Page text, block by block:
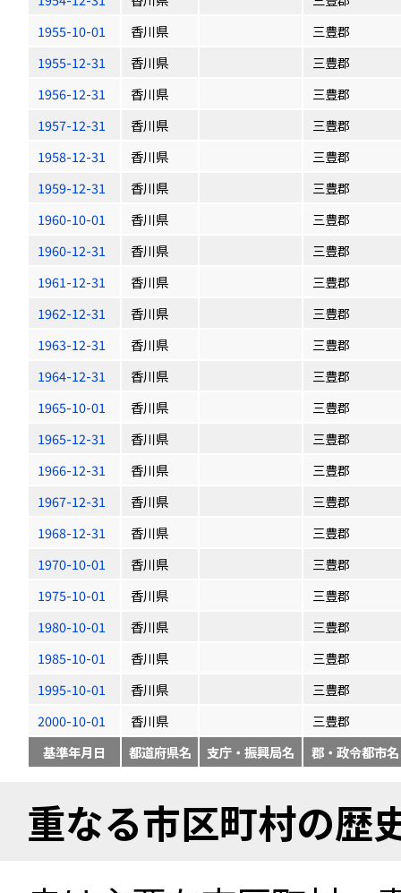
1955-10-01
香川県
三豊郡
1955-12-31
香川県
三豊郡
1956-12-31
香川県
三豊郡
1957-12-31
香川県
三豊郡
1958-12-31
香川県
三豊郡
1959-12-31
香川県
三豊郡
1960-10-01
香川県
三豊郡
1960-12-31
香川県
三豊郡
1961-12-31
香川県
三豊郡
1962-12-31
香川県
三豊郡
1963-12-31
香川県
三豊郡
1964-12-31
香川県
三豊郡
1965-10-01
香川県
三豊郡
1965-12-31
香川県
三豊郡
1966-12-31
香川県
三豊郡
1967-12-31
香川県
三豊郡
1968-12-31
香川県
三豊郡
1970-10-01
香川県
三豊郡
1975-10-01
香川県
三豊郡
1980-10-01
香川県
三豊郡
1985-10-01
香川県
三豊郡
1995-10-01
香川県
三豊郡
2000-10-01
香川県
三豊郡
基準年月日
都道府県名 支庁・振興局名 郡・政令都市名
重なる市区町村の歴